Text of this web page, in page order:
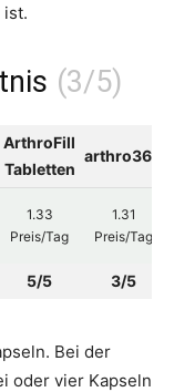
ist.
ArthroFill
Tabletten
arthro360
1.33
Preis/Tag
1.31
Preis/Tag
5/5 3/5
Bei der
oder vier Kapseln